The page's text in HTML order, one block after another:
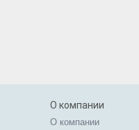
О компании
О компании